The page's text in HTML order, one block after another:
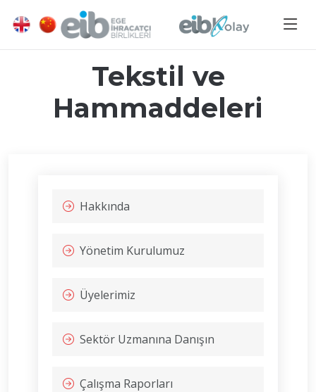
Tekstil ve
Hammaddeleri
Hakkında
Yönetim Kurulumuz
Üyelerimiz
Sektör Uzmanına Danışın
Çalışma Raporları